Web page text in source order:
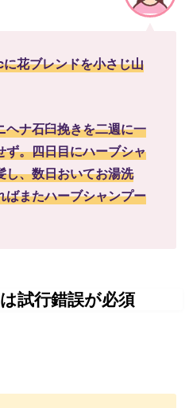
花ブレンドを小さじ山
ナ石臼挽きを二週に一
。四日目にハーブシャ
し、数日おいてお湯洗
またハーブシャンプー
試行錯誤が必須